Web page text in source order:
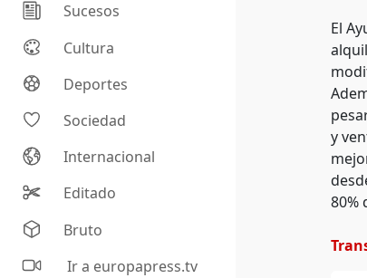
Sucesos
Cultura
Deportes
Sociedad
Internacional
Editado
Bruto
Ir a europapress.tv
El
y
80%